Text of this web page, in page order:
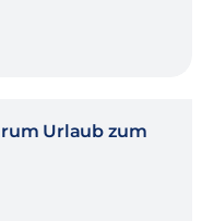
Urlaub zum